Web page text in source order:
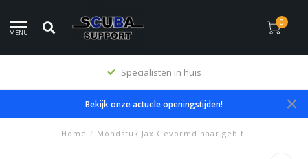
MENU
0
Specialisten in huis
Bekijk onze actuele openingstijden!
Home / Mondstuk Jax Gevormd naar gebit